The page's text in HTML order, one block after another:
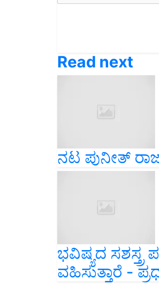
ನಟ ಪುನೀತ್‌
ಭವಿಷ್ಯದ ಸಶಸ್ತ್ರ
ವಹಿಸುತ್ತಾರೆ -